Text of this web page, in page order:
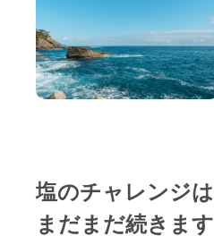
塩のチャレンジは
まだまだ続きます